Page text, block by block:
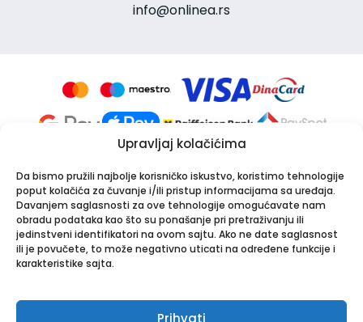
Upravljaj kolačićima
Da bismo pružili najbolje korisničko iskustvo, koristimo tehnologije
poput kolačića za čuvanje i/ili pristup informacijama sa uređaja.
Davanjem saglasnosti za ove tehnologije omogućavate nam
obradu podataka kao što su ponašanje pri pretraživanju ili
jedinstveni identifikatori na ovom sajtu. Ako ne date saglasnost
ili je povučete, to može negativno uticati na određene funkcije i
karakteristike sajta.
Prihvati
info@onlinea.rs
Apotekarska ustanova Onlinea
Bulevar Patrijarha Pavla 8A, 21000 Novi Sad
www.onlinea.rs